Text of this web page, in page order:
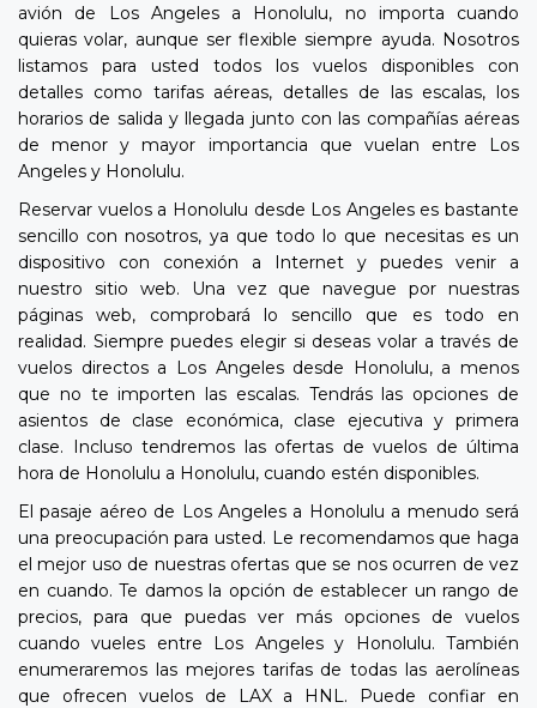
avión de Los Angeles a Honolulu, no importa cuando
quieras volar, aunque ser flexible siempre ayuda. Nosotros
listamos para usted todos los vuelos disponibles con
detalles como tarifas aéreas, detalles de las escalas, los
horarios de salida y llegada junto con las compañías aéreas
de menor y mayor importancia que vuelan entre Los
Angeles y Honolulu.
Reservar vuelos a Honolulu desde Los Angeles es bastante
sencillo con nosotros, ya que todo lo que necesitas es un
dispositivo con conexión a Internet y puedes venir a
nuestro sitio web. Una vez que navegue por nuestras
páginas web, comprobará lo sencillo que es todo en
realidad. Siempre puedes elegir si deseas volar a través de
vuelos directos a Los Angeles desde Honolulu, a menos
que no te importen las escalas. Tendrás las opciones de
asientos de clase económica, clase ejecutiva y primera
clase. Incluso tendremos las ofertas de vuelos de última
hora de Honolulu a Honolulu, cuando estén disponibles.
El pasaje aéreo de Los Angeles a Honolulu a menudo será
una preocupación para usted. Le recomendamos que haga
el mejor uso de nuestras ofertas que se nos ocurren de vez
en cuando. Te damos la opción de establecer un rango de
precios, para que puedas ver más opciones de vuelos
cuando vueles entre Los Angeles y Honolulu. También
enumeraremos las mejores tarifas de todas las aerolíneas
que ofrecen vuelos de LAX a HNL. Puede confiar en